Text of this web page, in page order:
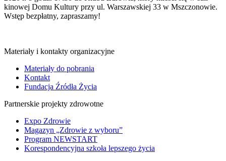
kinowej Domu Kultury przy ul. Warszawskiej 33 w Mszczonowie.
Wstęp bezpłatny, zapraszamy!
Materiały i kontakty organizacyjne
Materiały do pobrania
Kontakt
Fundacja Źródła Życia
Partnerskie projekty zdrowotne
Expo Zdrowie
Magazyn „Zdrowie z wyboru”
Program NEWSTART
Korespondencyjna szkoła lepszego życia